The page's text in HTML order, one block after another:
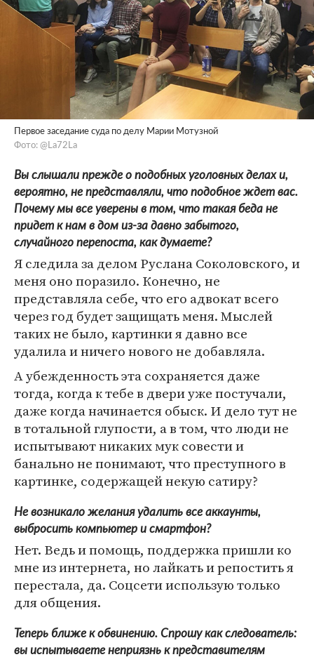
Первое заседание суда по делу Марии Мотузной
Фото: @La72La
Вы слышали прежде о подобных уголовных делах и,
вероятно, не представляли, что подобное ждет вас.
Почему мы все уверены в том, что такая беда не
придет к нам в дом из-за давно забытого,
случайного перепоста, как думаете?
Я следила за делом Руслана Соколовского, и
меня оно поразило. Конечно, не
представляла себе, что его адвокат всего
через год будет защищать меня. Мыслей
таких не было, картинки я давно все
удалила и ничего нового не добавляла.
А убежденность эта сохраняется даже
тогда, когда к тебе в двери уже постучали,
даже когда начинается обыск. И дело тут не
в тотальной глупости, а в том, что люди не
испытывают никаких мук совести и
банально не понимают, что преступного в
картинке, содержащей некую сатиру?
Не возникало желания удалить все аккаунты,
выбросить компьютер и смартфон?
Нет. Ведь и помощь, поддержка пришли ко
мне из интернета, но лайкать и репостить я
перестала, да. Соцсети использую только
для общения.
Теперь ближе к обвинению. Спрошу как следователь:
вы испытываете неприязнь к представителям